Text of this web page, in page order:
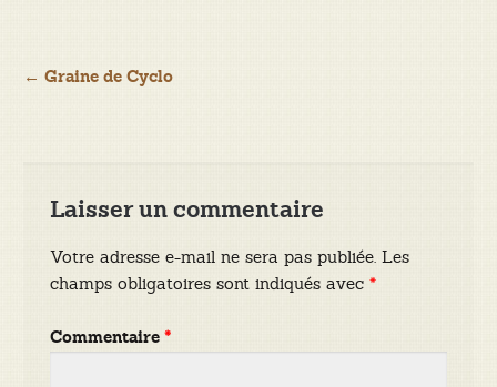
Navigation
← Graine de Cyclo
Laisser un commentaire
Votre adresse e-mail ne sera pas publiée. Les
champs obligatoires sont indiqués avec*
Commentaire*